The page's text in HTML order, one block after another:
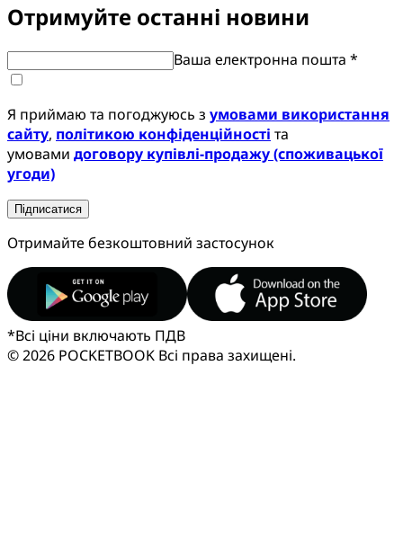
Отримуйте останні новини
Ваша електронна пошта *
Я приймаю та погоджуюсь з умовами використання
сайту, політикою конфіденційності та
умовами договору купівлі-продажу (споживацької
угоди)
Підписатися
Отримайте безкоштовний застосунок
*Всі ціни включають ПДВ
© 2026 POCKETBOOK Всі права захищені.